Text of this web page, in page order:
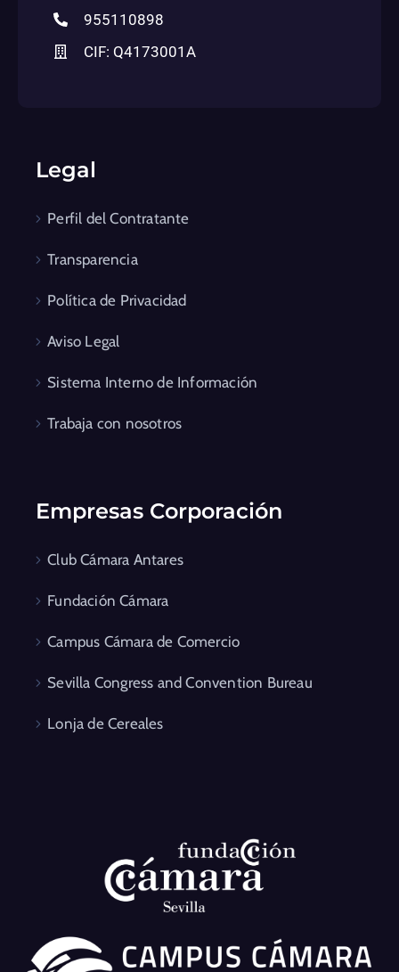
955110898
CIF: Q4173001A
Legal
Perfil del Contratante
Transparencia
Política de Privacidad
Aviso Legal
Sistema Interno de Información
Trabaja con nosotros
Empresas Corporación
Club Cámara Antares
Fundación Cámara
Campus Cámara de Comercio
Sevilla Congress and Convention Bureau
Lonja de Cereales